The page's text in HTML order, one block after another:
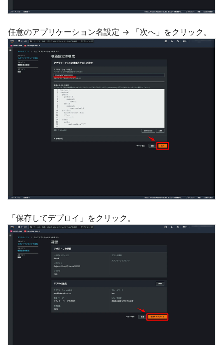
任意のアプリケーション名設定 → 「次へ」をクリック。
「保存してデプロイ」をクリック。